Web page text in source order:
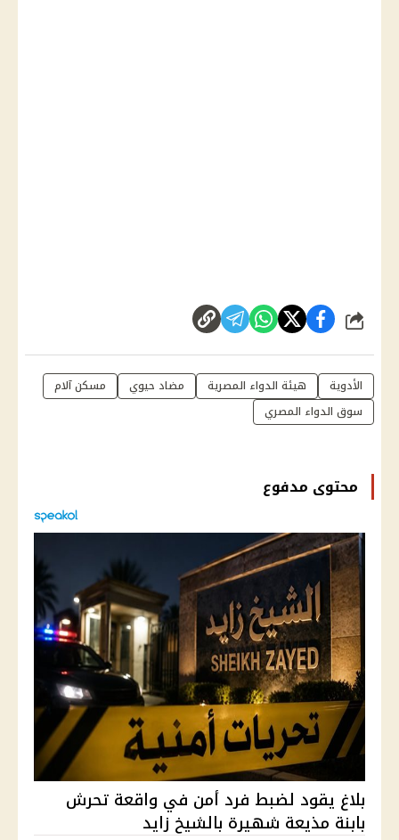
شارك
الأدوية هيئة الدواء المصرية مضاد حيوي
مسكن آلام
سوق الدواء المصري
محتوى مدفوع
بلاغ يقود لضبط فرد أمن في واقعة تحرش
بابنة مذيعة شهيرة بالشيخ زايد